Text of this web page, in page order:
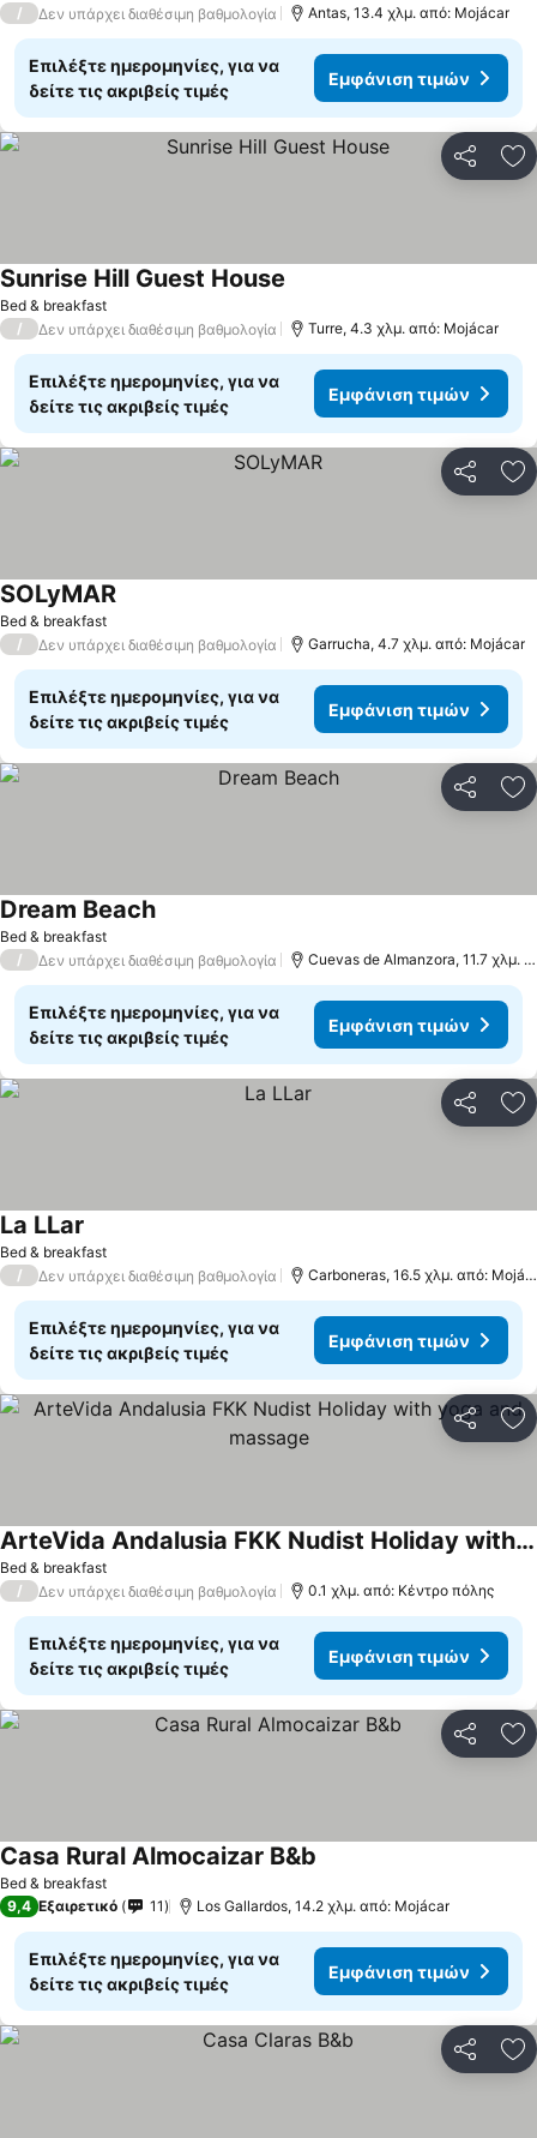
/ Δεν υπάρχει διαθέσιμη βαθμολογία Antas, 13.4 χλμ. από: Mojácar
Επιλέξτε ημερομηνίες, για να
δείτε τις ακριβείς τιμές
Εμφάνιση τιμών
Bed & breakfast
Sunrise Hill Guest House
/ Δεν υπάρχει διαθέσιμη βαθμολογία Turre, 4.3 χλμ. από: Mojácar
Επιλέξτε ημερομηνίες, για να
δείτε τις ακριβείς τιμές
Εμφάνιση τιμών
Bed & breakfast
SOLyMAR
/ Δεν υπάρχει διαθέσιμη βαθμολογία Garrucha, 4.7 χλμ. από: Mojácar
Επιλέξτε ημερομηνίες, για να
δείτε τις ακριβείς τιμές
Εμφάνιση τιμών
Bed & breakfast
Dream Beach
/ Δεν υπάρχει διαθέσιμη βαθμολογία Cuevas de Almanzora, 11.7 χλμ. από: Mojácar
Επιλέξτε ημερομηνίες, για να
δείτε τις ακριβείς τιμές
Εμφάνιση τιμών
Bed & breakfast
La LLar
/ Δεν υπάρχει διαθέσιμη βαθμολογία Carboneras, 16.5 χλμ. από: Mojácar
Επιλέξτε ημερομηνίες, για να
δείτε τις ακριβείς τιμές
Εμφάνιση τιμών
Bed & breakfast
ArteVida Andalusia FKK Nudist Holiday with yoga and massage
/ Δεν υπάρχει διαθέσιμη βαθμολογία 0.1 χλμ. από: Κέντρο πόλης
Επιλέξτε ημερομηνίες, για να
δείτε τις ακριβείς τιμές
Εμφάνιση τιμών
Bed & breakfast
Casa Rural Almocaizar B&b
9,4 Εξαιρετικό 11 Los Gallardos, 14.2 χλμ. από: Mojácar
Επιλέξτε ημερομηνίες, για να
δείτε τις ακριβείς τιμές
Εμφάνιση τιμών